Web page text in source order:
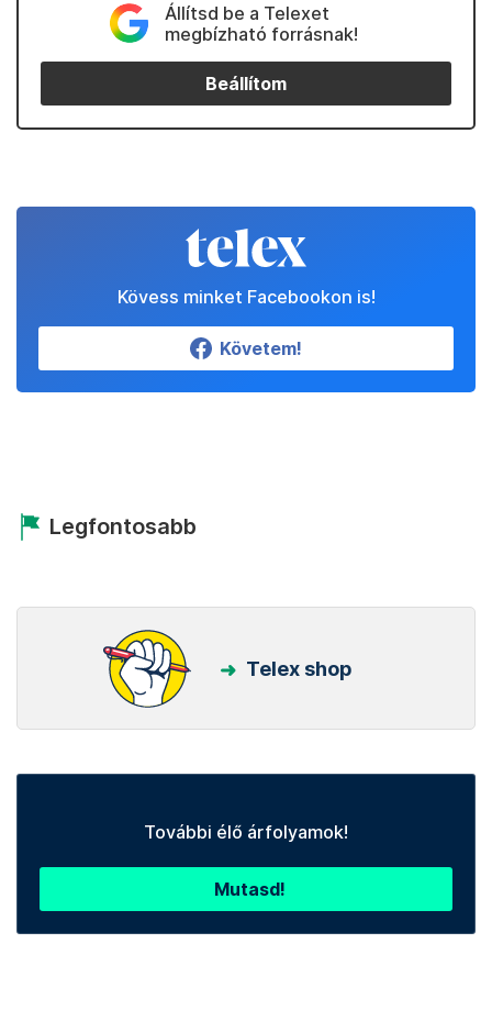
Állítsd be a Telexet
megbízható forrásnak!
Beállítom
Kövess minket Facebookon is!
Követem!
Legfontosabb
Telex shop
További élő árfolyamok!
Mutasd!